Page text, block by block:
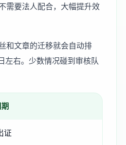
需要法人配合，大幅提升效
和文章的迁移就会自动排
左右。少数情况碰到审核队
证